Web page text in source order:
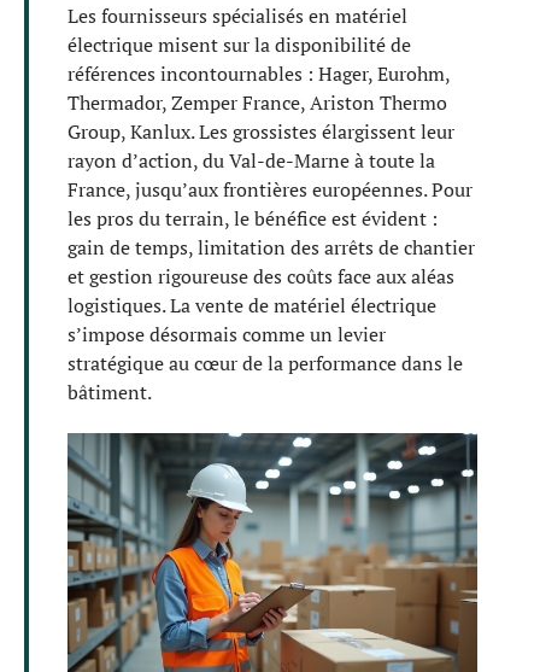
Les fournisseurs spécialisés en matériel
électrique misent sur la disponibilité de
références incontournables : Hager, Eurohm,
Thermador, Zemper France, Ariston Thermo
Group, Kanlux. Les grossistes élargissent leur
rayon d’action, du Val-de-Marne à toute la
France, jusqu’aux frontières européennes. Pour
les pros du terrain, le bénéfice est évident :
gain de temps, limitation des arrêts de chantier
et gestion rigoureuse des coûts face aux aléas
logistiques. La vente de matériel électrique
s’impose désormais comme un levier
stratégique au cœur de la performance dans le
bâtiment.